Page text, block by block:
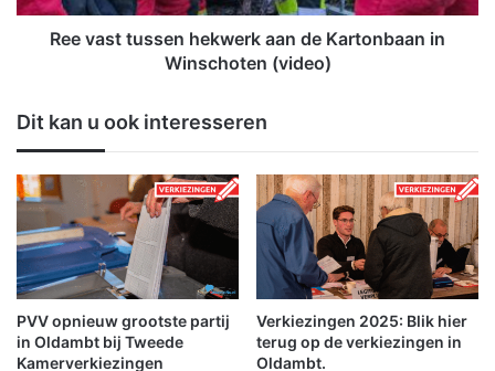
3
n
l
a
n
k
n
d
e
r
u
h
e
k
w
r
a
a
n
d
Ree vast tussen hekwerk aan de Kartonbaan in
Winschoten (video)
Dit kan u ook interesseren
PVV opnieuw grootste partij
in Oldambt bij Tweede
Kamerverkiezingen
Verkiezingen 2025: Blik hier
terug op de verkiezingen in
Oldambt.